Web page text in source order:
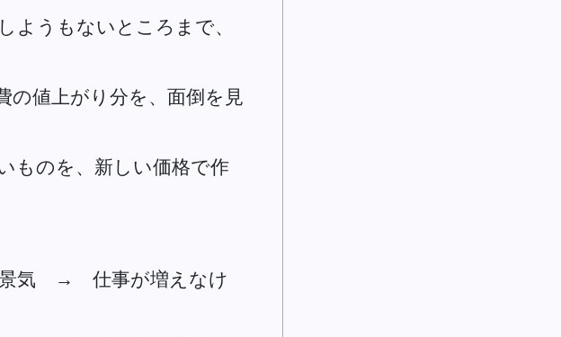
ようもないところまで、
の値上がり分を、面倒を見
ものを、新しい価格で作
景気 → 仕事が増えなけ